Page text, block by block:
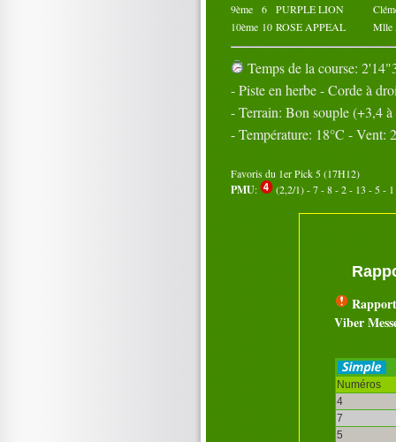
9ème
6 PURPLE LION
10ème 10 ROSE APPEAL Mlle
Temps de la course:
- Piste en herbe - Corde à
- Terrain: Bon souple (+3,4
- Température: 18°C - Vent:
Favoris du 1er Pick 5 (17H12)
PMU: (2,2/1) - 7 - 8 - 2 - 13 - 5 -
Viber
Numéros
4
7
5